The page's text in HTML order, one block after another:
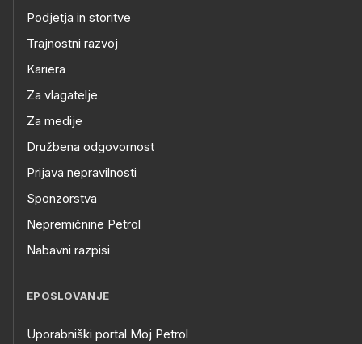
Podjetja in storitve
Trajnostni razvoj
Kariera
Za vlagatelje
Za medije
Družbena odgovornost
Prijava nepravilnosti
Sponzorstva
Nepremičnine Petrol
Nabavni razpisi
EPOSLOVANJE
Uporabniški portal Moj Petrol